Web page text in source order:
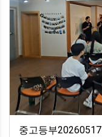
중고등부20260517